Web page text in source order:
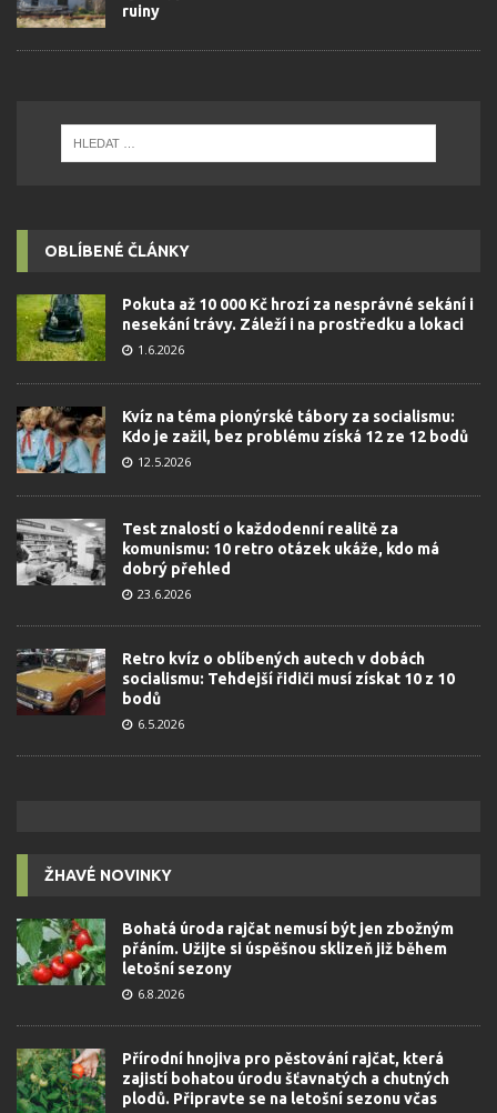
ruiny
OBLÍBENÉ ČLÁNKY
Pokuta až 10 000 Kč hrozí za nesprávné sekání i
nesekání trávy. Záleží i na prostředku a lokaci
1.6.2026
Kvíz na téma pionýrské tábory za socialismu:
Kdo je zažil, bez problému získá 12 ze 12 bodů
12.5.2026
Test znalostí o každodenní realitě za
komunismu: 10 retro otázek ukáže, kdo má
dobrý přehled
23.6.2026
Retro kvíz o oblíbených autech v dobách
socialismu: Tehdejší řidiči musí získat 10 z 10
bodů
6.5.2026
ŽHAVÉ NOVINKY
Bohatá úroda rajčat nemusí být jen zbožným
přáním. Užijte si úspěšnou sklizeň již během
letošní sezony
6.8.2026
Přírodní hnojiva pro pěstování rajčat, která
zajistí bohatou úrodu šťavnatých a chutných
plodů. Připravte se na letošní sezonu včas